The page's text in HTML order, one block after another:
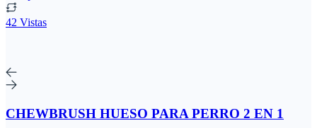
42 Vistas
CHEWBRUSH HUESO PARA PERRO 2 EN 1